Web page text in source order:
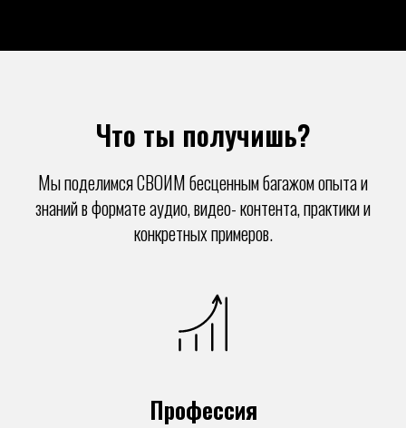
Что ты получишь?
Мы поделимся СВОИМ бесценным багажом опыта и
знаний в формате аудио, видео- контента, практики и
конкретных примеров.
Профессия